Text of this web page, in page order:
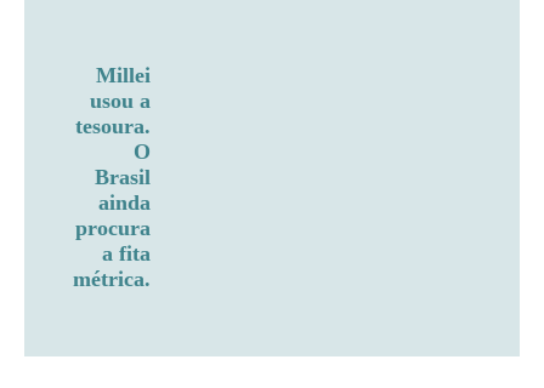
Millei
usou a
tesoura.
O
Brasil
ainda
procura
a fita
métrica.